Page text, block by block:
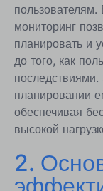
пользователям.
мониторинг
планировать и
до того, как
планировании
обеспечивая
высокой
2.